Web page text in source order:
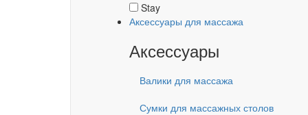
Stay
Аксессуары для массажа
Аксессуары
Валики для массажа
Сумки для массажных столов